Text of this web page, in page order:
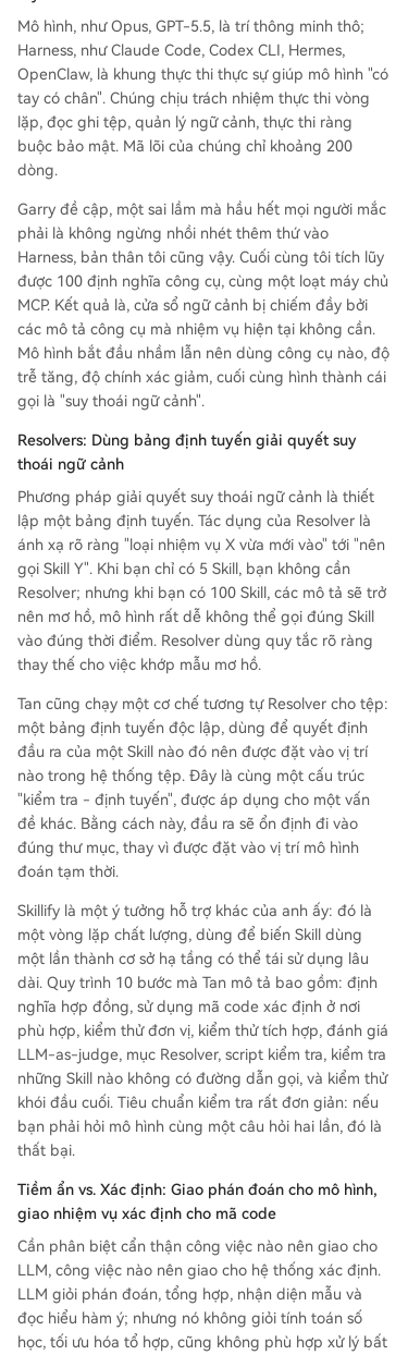
Mô hình, như Opus, GPT-5.5, là trí thông minh thô;
Harness, như Claude Code, Codex CLI, Hermes,
OpenClaw, là khung thực thi thực sự giúp mô hình "có
tay có chân". Chúng chịu trách nhiệm thực thi vòng
lặp, đọc ghi tệp, quản lý ngữ cảnh, thực thi ràng
buộc bảo mật. Mã lõi của chúng chỉ khoảng 200
dòng.
Garry đề cập, một sai lầm mà hầu hết mọi người mắc
phải là không ngừng nhồi nhét thêm thứ vào
Harness, bản thân tôi cũng vậy. Cuối cùng tôi tích lũy
được 100 định nghĩa công cụ, cùng một loạt máy chủ
MCP. Kết quả là, cửa sổ ngữ cảnh bị chiếm đầy bởi
các mô tả công cụ mà nhiệm vụ hiện tại không cần.
Mô hình bắt đầu nhầm lẫn nên dùng công cụ nào, độ
trễ tăng, độ chính xác giảm, cuối cùng hình thành cái
gọi là "suy thoái ngữ cảnh".
Resolvers: Dùng bảng định tuyến giải quyết suy
thoái ngữ cảnh
Phương pháp giải quyết suy thoái ngữ cảnh là thiết
lập một bảng định tuyến. Tác dụng của Resolver là
ánh xạ rõ ràng "loại nhiệm vụ X vừa mới vào" tới "nên
gọi Skill Y". Khi bạn chỉ có 5 Skill, bạn không cần
Resolver; nhưng khi bạn có 100 Skill, các mô tả sẽ trở
nên mơ hồ, mô hình rất dễ không thể gọi đúng Skill
vào đúng thời điểm. Resolver dùng quy tắc rõ ràng
thay thế cho việc khớp mẫu mơ hồ.
Tan cũng chạy một cơ chế tương tự Resolver cho tệp:
một bảng định tuyến độc lập, dùng để quyết định
đầu ra của một Skill nào đó nên được đặt vào vị trí
nào trong hệ thống tệp. Đây là cùng một cấu trúc
"kiểm tra - định tuyến", được áp dụng cho một vấn
đề khác. Bằng cách này, đầu ra sẽ ổn định đi vào
đúng thư mục, thay vì được đặt vào vị trí mô hình
đoán tạm thời.
Skillify là một ý tưởng hỗ trợ khác của anh ấy: đó là
một vòng lặp chất lượng, dùng để biến Skill dùng
một lần thành cơ sở hạ tầng có thể tái sử dụng lâu
dài. Quy trình 10 bước mà Tan mô tả bao gồm: định
nghĩa hợp đồng, sử dụng mã code xác định ở nơi
phù hợp, kiểm thử đơn vị, kiểm thử tích hợp, đánh giá
LLM-as-judge, mục Resolver, script kiểm tra, kiểm tra
những Skill nào không có đường dẫn gọi, và kiểm thử
khói đầu cuối. Tiêu chuẩn kiểm tra rất đơn giản: nếu
bạn phải hỏi mô hình cùng một câu hỏi hai lần, đó là
thất bại.
Tiềm ẩn vs. Xác định: Giao phán đoán cho mô hình,
giao nhiệm vụ xác định cho mã code
Cần phân biệt cẩn thận công việc nào nên giao cho
LLM, công việc nào nên giao cho hệ thống xác định.
LLM giỏi phán đoán, tổng hợp, nhận diện mẫu và
đọc hiểu hàm ý; nhưng nó không giỏi tính toán số
học, tối ưu hóa tổ hợp, cũng không phù hợp xử lý bất